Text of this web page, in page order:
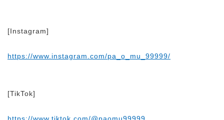
[Instagram]
https://www.instagram.com/pa_o_mu_99999/
[TikTok]